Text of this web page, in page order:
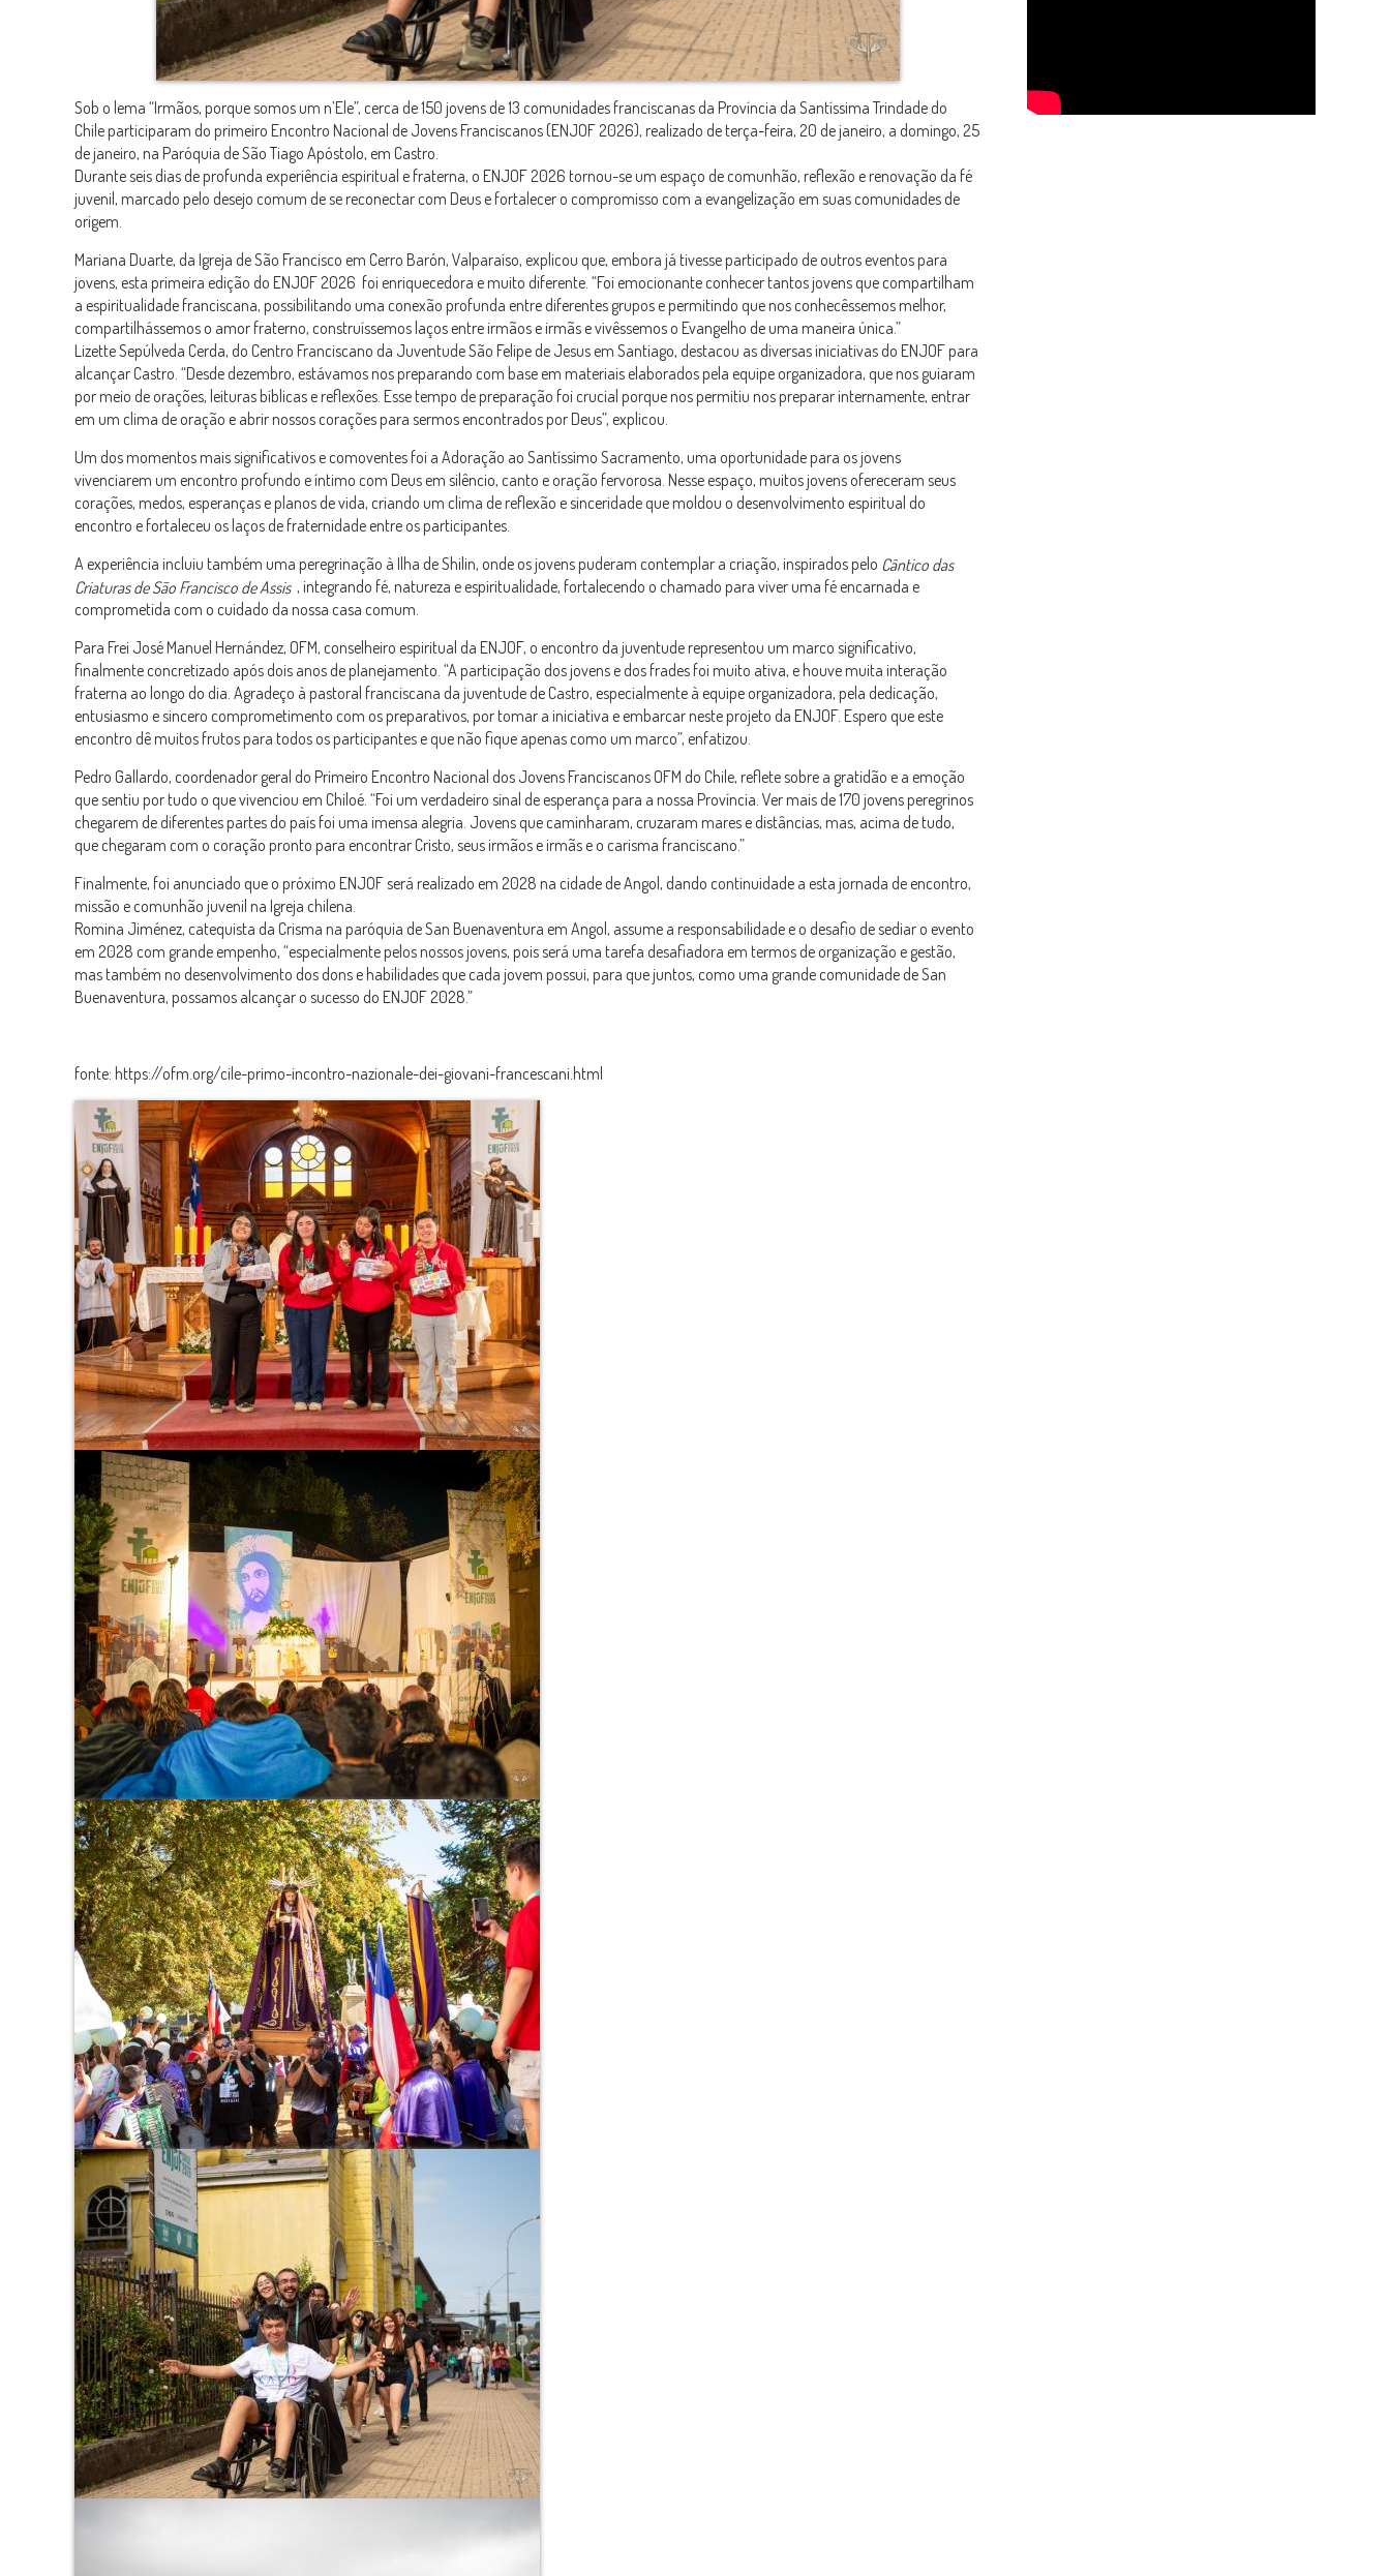
Sob o lema “Irmãos, porque somos um n’Ele”, cerca de150 jovens de 13 comunidades franciscanas da Província da Santíssima Trindade do
Chile participaram do primeiro Encontro Nacional de Jovens Franciscanos (ENJOF 2026), realizado de terça-feira, 20 de janeiro, a domingo, 25
de janeiro, na Paróquia de São Tiago Apóstolo, em Castro.
Durante seis dias de profunda experiência espiritual e fraterna, o ENJOF 2026 tornou-se um espaço de comunhão, reflexão e renovação da fé
juvenil, marcado pelo desejo comum de se reconectar com Deus e fortalecer o compromisso com a evangelização em suas comunidades de
origem.
Mariana Duarte, da Igreja de São Francisco em Cerro Barón, Valparaíso, explicou que, embora já tivesse participado de outros eventos para
jovens, esta primeira edição do ENJOF 2026 foi enriquecedora e muito diferente. “Foi emocionante conhecer tantos jovens que compartilham
a espiritualidade franciscana, possibilitando uma conexão profunda entre diferentes grupos e permitindo que nos conhecêssemos melhor,
compartilhássemos o amor fraterno, construíssemos laços entre irmãos e irmãs e vivêssemos o Evangelho de uma maneira única.”
Lizette Sepúlveda Cerda, do Centro Franciscano da Juventude São Felipe de Jesus em Santiago, destacou as diversas iniciativas do ENJOF para
alcançar Castro. “Desde dezembro, estávamos nos preparando com base em materiais elaborados pela equipe organizadora, que nos guiaram
por meio de orações, leituras bíblicas e reflexões. Esse tempo de preparação foi crucial porque nos permitiu nos preparar internamente, entrar
em um clima de oração e abrir nossos corações para sermos encontrados por Deus”, explicou.
Um dos momentos mais significativos e comoventes foi a Adoração ao Santíssimo Sacramento, uma oportunidade para os jovens
vivenciarem um encontro profundo e íntimo com Deus em silêncio, canto e oração fervorosa. Nesse espaço, muitos jovens ofereceram seus
corações, medos, esperanças e planos de vida, criando um clima de reflexão e sinceridade que moldou o desenvolvimento espiritual do
encontro e fortaleceu os laços de fraternidade entre os participantes.
A experiência incluiu também uma peregrinação à Ilha de Shilin, onde os jovens puderam contemplar a criação, inspirados pelo Cântico das
Criaturas de São Francisco de Assis , integrando fé, natureza e espiritualidade, fortalecendo o chamado para viver uma fé encarnada e
comprometida com o cuidado da nossa casa comum.
Para Frei José Manuel Hernández, OFM, conselheiro espiritual da ENJOF, o encontro da juventude representou um marco significativo,
finalmente concretizado após dois anos de planejamento. “A participação dos jovens e dos frades foi muito ativa, e houve muita interação
fraterna ao longo do dia. Agradeço à pastoral franciscana da juventude de Castro, especialmente à equipe organizadora, pela dedicação,
entusiasmo e sincero comprometimento com os preparativos, por tomar a iniciativa e embarcar neste projeto da ENJOF. Espero que este
encontro dê muitos frutos para todos os participantes e que não fique apenas como um marco”, enfatizou.
Pedro Gallardo, coordenador geral do Primeiro Encontro Nacional dos Jovens Franciscanos OFM do Chile, reflete sobre a gratidão e a emoção
que sentiu por tudo o que vivenciou em Chiloé. “Foi um verdadeiro sinal de esperança para a nossa Província. Ver mais de 170 jovens peregrinos
chegarem de diferentes partes do país foi uma imensa alegria. Jovens que caminharam, cruzaram mares e distâncias, mas, acima de tudo,
que chegaram com o coração pronto para encontrar Cristo, seus irmãos e irmãs e o carisma franciscano.”
Finalmente, foi anunciado que o próximo ENJOF será realizado em 2028 na cidade de Angol, dando continuidade a esta jornada de encontro,
missão e comunhão juvenil na Igreja chilena.
Romina Jiménez, catequista da Crisma na paróquia de San Buenaventura em Angol, assume a responsabilidade e o desafio de sediar o evento
em 2028 com grande empenho, “especialmente pelos nossos jovens, pois será uma tarefa desafiadora em termos de organização e gestão,
mas também no desenvolvimento dos dons e habilidades que cada jovem possui, para que juntos, como uma grande comunidade de San
Buenaventura, possamos alcançar o sucesso do ENJOF 2028.”
fonte: https://ofm.org/cile-primo-incontro-nazionale-dei-giovani-francescani.html